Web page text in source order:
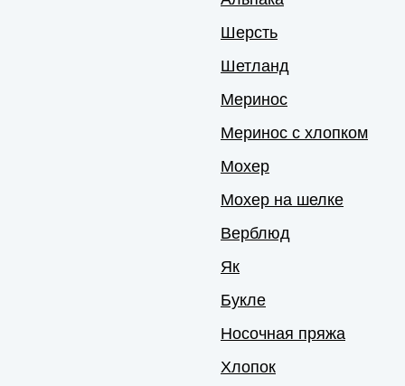
Шерсть
Шетланд
Меринос
Меринос с хлопком
Мохер
Мохер на шелке
Верблюд
Як
Букле
Носочная пряжа
Хлопок